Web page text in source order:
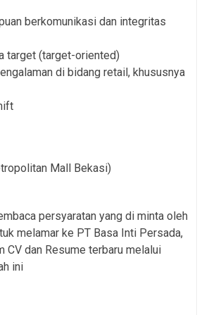
berkomunikasi dan integritas
target (target-oriented)
di bidang retail, khususnya
Mall Bekasi)
persyaratan yang di minta oleh
melamar ke PT Basa Inti Persada,
CV dan Resume terbaru melalui
ini